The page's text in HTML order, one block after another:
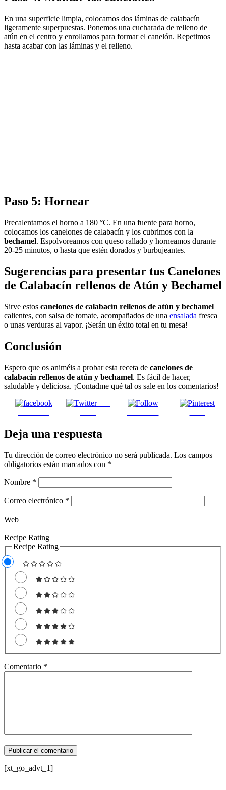
En una superficie limpia, colocamos dos láminas de calabacín
ligeramente superpuestas. Ponemos una cucharada de relleno de
atún en el centro y enrollamos para formar el canelón. Repetimos
hasta acabar con las láminas y el relleno.
Paso 5: Hornear
Precalentamos el horno a 180 °C. En una fuente para horno,
colocamos los canelones de calabacín y los cubrimos con la
bechamel. Espolvoreamos con queso rallado y horneamos durante
20-25 minutos, o hasta que estén dorados y burbujeantes.
Sugerencias para presentar tus Canelones
de Calabacín rellenos de Atún y Bechamel
Sirve estos canelones de calabacín rellenos de atún y bechamel
calientes, con salsa de tomate, acompañados de una ensalada fresca
o unas verduras al vapor. ¡Serán un éxito total en tu mesa!
Conclusión
Espero que os animéis a probar esta receta de canelones de
calabacín rellenos de atún y bechamel. Es fácil de hacer,
saludable y deliciosa. ¡Contadme qué tal os sale en los comentarios!
Post
Deja una respuesta
Tu dirección de correo electrónico no será publicada. Los campos
obligatorios están marcados con *
Nombre *
Correo electrónico *
Web
Recipe Rating
Recipe Rating
Comentario *
[xt_go_advt_1]